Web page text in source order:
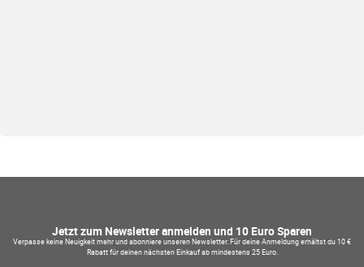
Jetzt zum Newsletter anmelden und 10 Euro Sparen
Verpasse keine Neuigkeit mehr und abonniere unseren Newsletter. Für deine Anmeldung erhältst du 10 €
Rabatt für deinen nächsten Einkauf ab mindestens 25 Euro.